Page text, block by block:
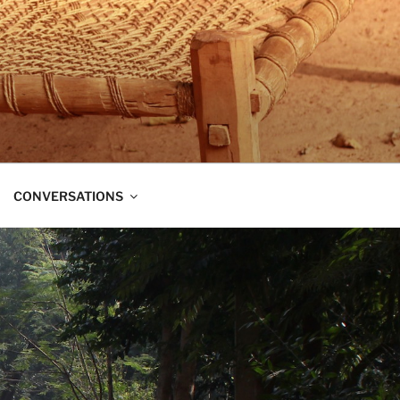
dans trois directions à la fois :
CONVERSATIONS